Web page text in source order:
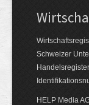
Schweizer
HELP Media